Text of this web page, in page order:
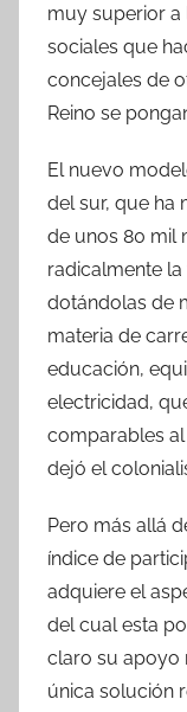
muy superior a
sociales que
concejales de
Reino se
El nuevo
del sur, que ha
de unos 80 mil
radicalmente
dotándolas de
materia de
educación,
electricidad,
comparables
dejó el
Pero más allá
índice de
adquiere el
del cual esta
claro su apoyo
única solución